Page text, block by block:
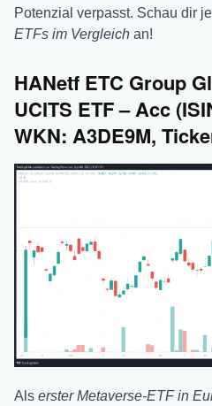
Potenzial verpasst. Schau dir
ETFs im Vergleich an!
HANetf ETC Group
UCITS ETF – Acc
WKN: A3DE9M,
Als erster Metaverse-ETF in